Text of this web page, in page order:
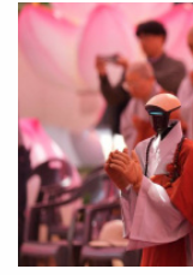
他上任後將極力爭
畫」。（圖／報系
只是選舉時合作，
諾，小內閣盡量延
黃敏惠的「十大旗
件事，就是繼續爭
會，造成交通壅塞
是唯一沒有軌道連
構，因此格外需要
往前更近一步，直
意，勇敢說出「在
散了。」駱文謙聽
妳。」隨後兩人在
時的感情線開花結
掀起熱議。拍攝花
心在走戲時撞到韓
說：「媽呀，你不
差，韓東君更不斷